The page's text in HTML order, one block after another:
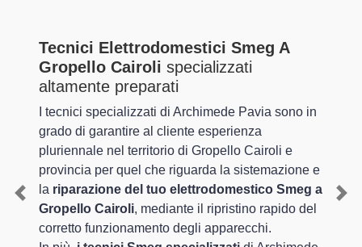
Tecnici Elettrodomestici Smeg A
Gropello Cairoli specializzati
altamente preparati
I tecnici specializzati di Archimede Pavia sono in
grado di garantire al cliente esperienza
pluriennale nel territorio di Gropello Cairoli e
provincia per quel che riguarda la sistemazione e
la riparazione del tuo elettrodomestico Smeg a
Gropello Cairoli, mediante il ripristino rapido del
corretto funzionamento degli apparecchi.
Previous